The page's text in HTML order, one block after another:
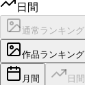
日間
通常ランキング
作品ランキング
月間 日間